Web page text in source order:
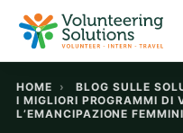
HOME › BLOG SULLE
I MIGLIORI PROGRAMMI DI
L’EMANCIPAZIONE